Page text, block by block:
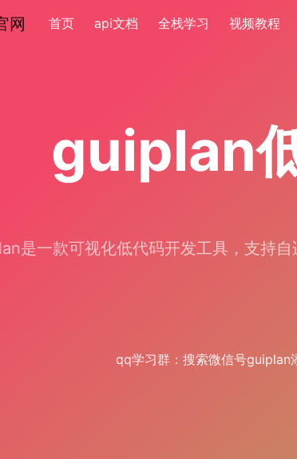
首页 api文档 全栈学习 视频教程
guiplan
是一款可视化低代码开发工具，支持
qq学习群： 搜索微信号guiplan